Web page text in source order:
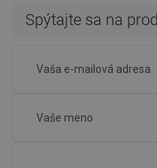
Spýtajte sa na